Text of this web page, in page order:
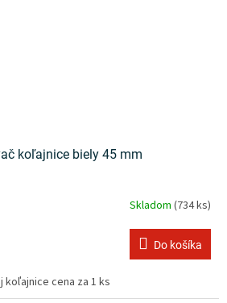
koľajnice biely 45 mm
Skladom (734 ks)
Do košíka
cena za 1 ks